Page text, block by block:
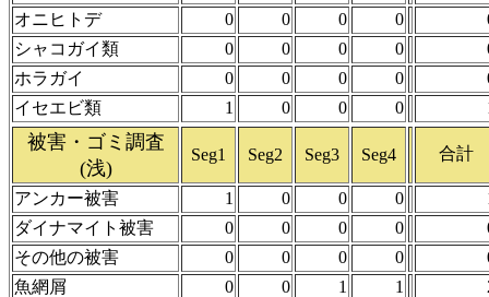
オニヒトデ
0 0 0 0
シャコガイ類
0 0 0 0
ホラガイ
0 0 0 0
イセエビ類
1 0 0 0
被害・ゴミ調査
(浅)
Seg1 Seg2 Seg3 Seg4 合計
アンカー被害 1 0 0 0
ダイナマイト被害
0 0 0 0
その他の被害
0 0 0 0
魚網屑
0 0 1 1